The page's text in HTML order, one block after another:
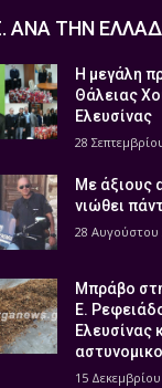
ΑΝΑ ΤΗΝ
Η μεγάλη
Θάλειας
Ελευσίνας
28
Με άξιους
νιώθει
28 Αυγούστου
Μπράβο
Ε.
Ελευσίνας
15